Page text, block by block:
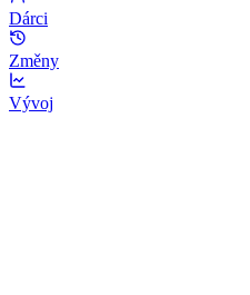
Dárci
Změny
Vývoj